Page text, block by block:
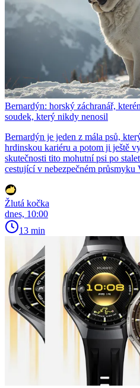
Bernardýn: horský záchranář,
soudek, který nikdy nenosil
Bernardýn je jeden z mála psů,
hrdinskou kariéru a potom ji ještě
skutečnosti tito mohutní psi po
cestující v nebezpečném průsmyku
Žlutá kočka
dnes, 10:00
13 min